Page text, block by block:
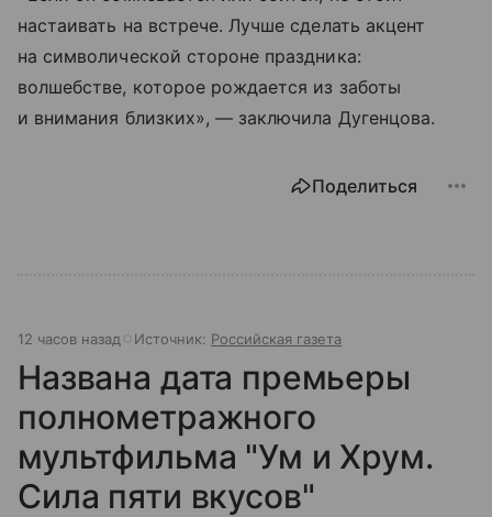
настаивать на встрече. Лучше сделать акцент
на символической стороне праздника:
волшебстве, которое рождается из заботы
и внимания близких», — заключила Дугенцова.
Поделиться
12 часов назад Источник: Российская газета
Названа дата премьеры
полнометражного
мультфильма "Ум и Хрум.
Сила пяти вкусов"